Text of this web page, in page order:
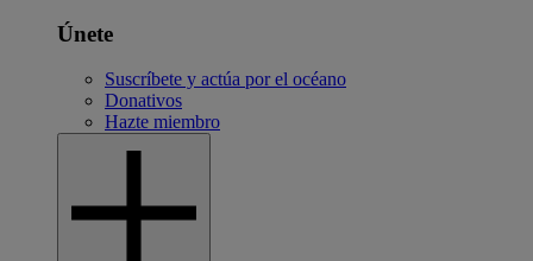
Únete
Suscríbete y actúa por el océano
Donativos
Hazte miembro